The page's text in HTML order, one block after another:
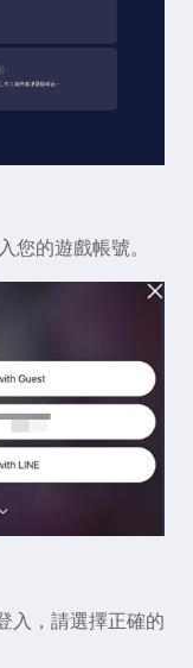
您的遊戲帳號。
入，請選擇正確的